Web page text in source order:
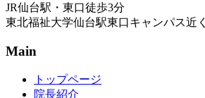
JR仙台駅・東口徒歩3分
東北福祉大学仙台駅東口キャンパス近く
Main
トップページ
院長紹介